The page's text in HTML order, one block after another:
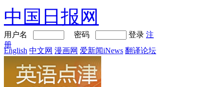
中国日报网
用户名 密码 登录 注
册
English 中文网 漫画网 爱新闻iNews 翻译论坛